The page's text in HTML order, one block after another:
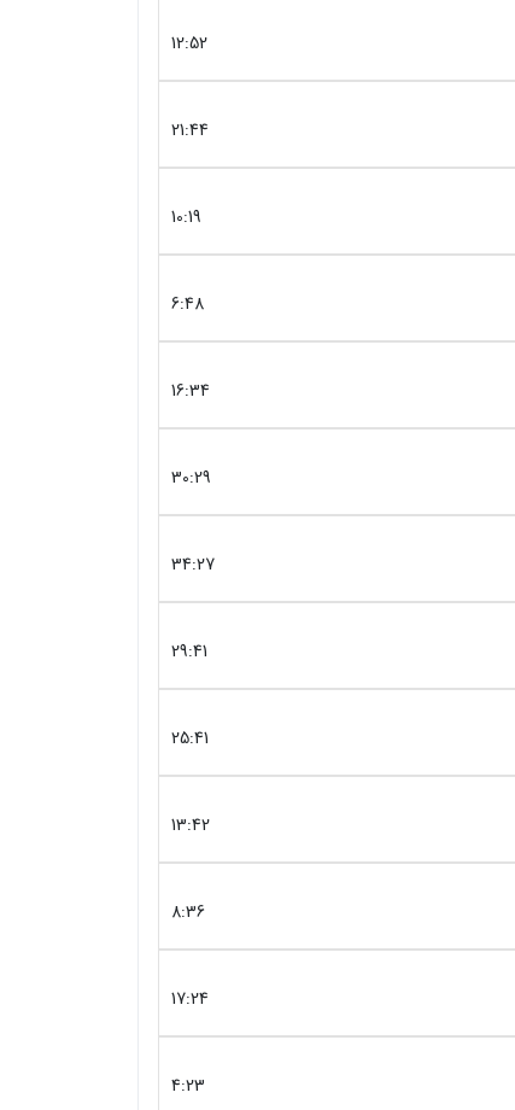
12:52
21:44
10:19
6:48
16:34
30:29
34:27
29:41
25:41
13:42
8:36
17:24
4:23